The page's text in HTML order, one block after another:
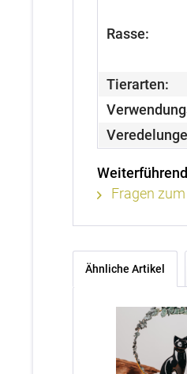
Rasse:
Tierarten:
Fragen
Ähnliche Artikel